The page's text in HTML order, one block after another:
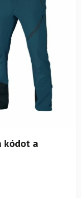
kódot a